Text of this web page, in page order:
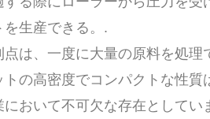
生産できる。.
点は、一度に大量の原料を処
トの高密度でコンパクトな性
おいて不可欠な存在としてい